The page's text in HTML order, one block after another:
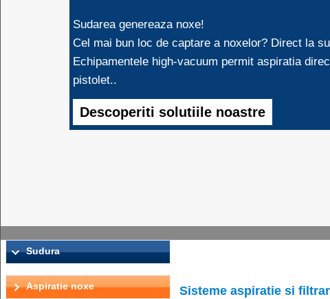
Sudarea genereaza noxe!
Cel mai bun loc de captare a noxelor? Direct la
Echipamentele high-vacuum permit aspiratia
pistolet..
Descoperiti solutiile noastre
Sudura
Aspiratie noxe Sisteme aspiratie si